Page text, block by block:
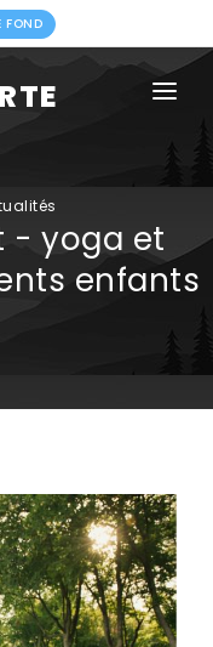
FOND
- yoga et
enfants